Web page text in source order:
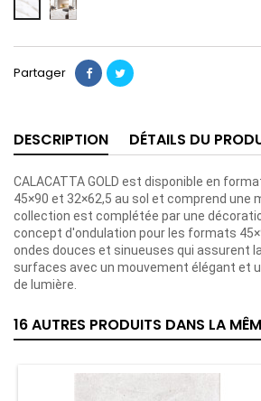
60X1202
Partager
DESCRIPTION DÉTAILS DU
CALACATTA GOLD est disponible en
45×90 et 32×62,5 au sol et comprend une
collection est complétée par une
concept d'ondulation pour les formats
ondes douces et sinueuses qui assurent
surfaces avec un mouvement élégant et
de lumière.
16 AUTRES PRODUITS DANS LA